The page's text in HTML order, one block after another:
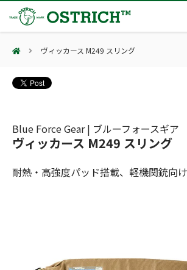
製品カテゴリー
輸血保冷庫
(Bear Avoidance)
防刃対策
(Cut Resistant)
止血・止血キット
(Massive Hemorrhage)
夏季休業のお知らせ
第7回 地域×Tech東北 ご来場ありがとう
もっと見る
会社案内
会社案内
採用情報（外部サイトに移動します）
ヴィッカース M249 スリング
Blue Force Gear | ブルーフォースギア
ヴィッカース M249 スリング
耐熱・高強度パッド搭載、軽機関銃向